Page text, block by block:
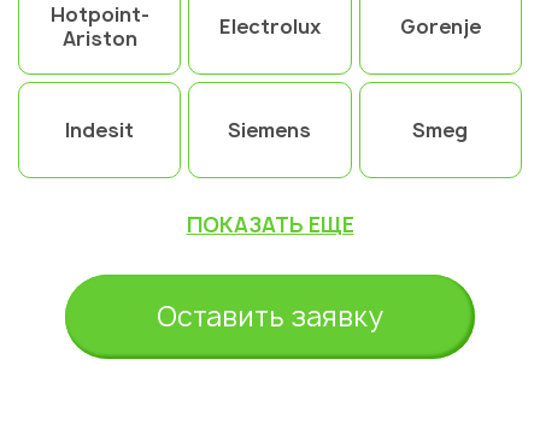
Hotpoint-
Ariston
Electrolux Gorenje
Indesit Siemens Smeg
ПОКАЗАТЬ ЕЩЕ
Оставить заявку